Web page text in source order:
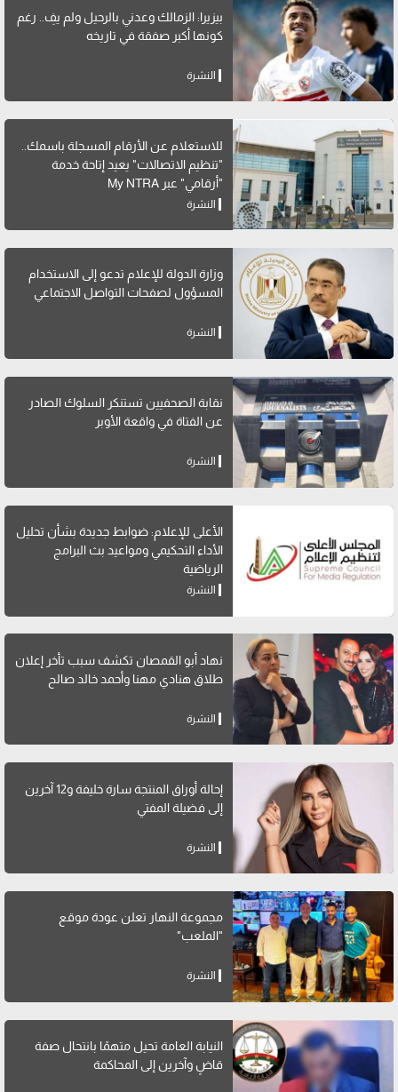
بيزيرا: الزمالك وعدني بالرحيل ولم يفِ.. رغم
كونها أكبر صفقة في تاريخه
النشرة
للاستعلام عن الأرقام المسجلة باسمك..
"تنظيم الاتصالات" يعيد إتاحة خدمة
"أرقامي" عبر My NTRA
النشرة
وزارة الدولة للإعلام تدعو إلى الاستخدام
المسؤول لصفحات التواصل الاجتماعي
النشرة
نقابة الصحفيين تستنكر السلوك الصادر
عن الفتاة في واقعة الأوبر
النشرة
الأعلى للإعلام: ضوابط جديدة بشأن تحليل
الأداء التحكيمي ومواعيد بث البرامج
الرياضية
النشرة
نهاد أبو القمصان تكشف سبب تأخر إعلان
طلاق هنادي مهنا وأحمد خالد صالح
النشرة
إحالة أوراق المنتجة سارة خليفة و12 آخرين
إلى فضيلة المفتي
النشرة
مجموعة النهار تعلن عودة موقع
"الملعب"
النشرة
النيابة العامة تحيل متهمًا بانتحال صفة
قاضٍ وآخرين إلى المحاكمة